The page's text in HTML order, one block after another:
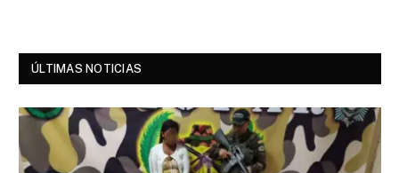
ÚLTIMAS NOTICIAS